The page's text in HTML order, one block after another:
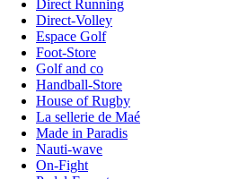
Direct Running
Direct-Volley
Espace Golf
Foot-Store
Golf and co
Handball-Store
House of Rugby
La sellerie de Maé
Made in Paradis
Nauti-wave
On-Fight